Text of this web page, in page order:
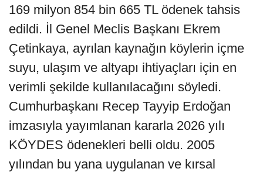
169 milyon 854 bin 665 TL ödenek tahsis
edildi. İl Genel Meclis Başkanı Ekrem
Çetinkaya, ayrılan kaynağın köylerin içme
suyu, ulaşım ve altyapı ihtiyaçları için en
verimli şekilde kullanılacağını söyledi.
Cumhurbaşkanı Recep Tayyip Erdoğan
imzasıyla yayımlanan kararla 2026 yılı
KÖYDES ödenekleri belli oldu. 2005
yılından bu yana uygulanan ve kırsal